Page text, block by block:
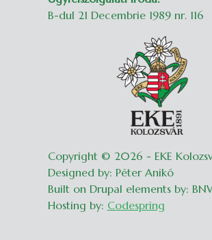
B-dul 21 Decembrie 1989 nr. 116
Copyright © 2026 - EKE
Designed by: Péter Anikó
Built on Drupal elements by:
Hosting by: Codespring